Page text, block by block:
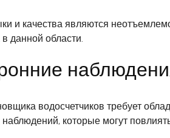
и качества являются
данной области.
водосчетчиков требует
которые могут